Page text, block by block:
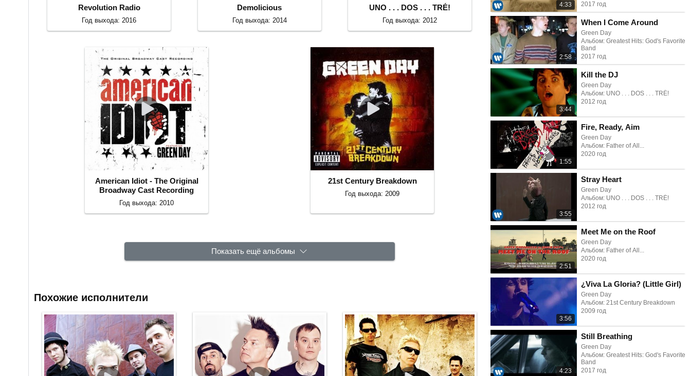
4:33
2017 год
2:58
When I Come Around
Green Day
Альбом: Greatest Hits: God's Favorite
Band
2017 год
3:44
Kill the DJ
Green Day
Альбом: UNO . . . DOS . . . TRÉ!
2012 год
1:55
Fire, Ready, Aim
Green Day
Альбом: Father of All...
2020 год
3:55
Stray Heart
Green Day
Альбом: UNO . . . DOS . . . TRÉ!
2012 год
2:51
Meet Me on the Roof
Green Day
Альбом: Father of All...
2020 год
3:56
¿Viva La Gloria? (Little Girl)
Green Day
Альбом: 21st Century Breakdown
2009 год
4:23
Still Breathing
Green Day
Альбом: Greatest Hits: God's Favorite
Band
2017 год
Revolution Radio
Год выхода: 2016
Demolicious
Год выхода: 2014
UNO . . . DOS . . . TRÉ!
Год выхода: 2012
American Idiot - The Original
Broadway Cast Recording
Год выхода: 2010
21st Century Breakdown
Год выхода: 2009
Показать ещё альбомы
Похожие исполнители